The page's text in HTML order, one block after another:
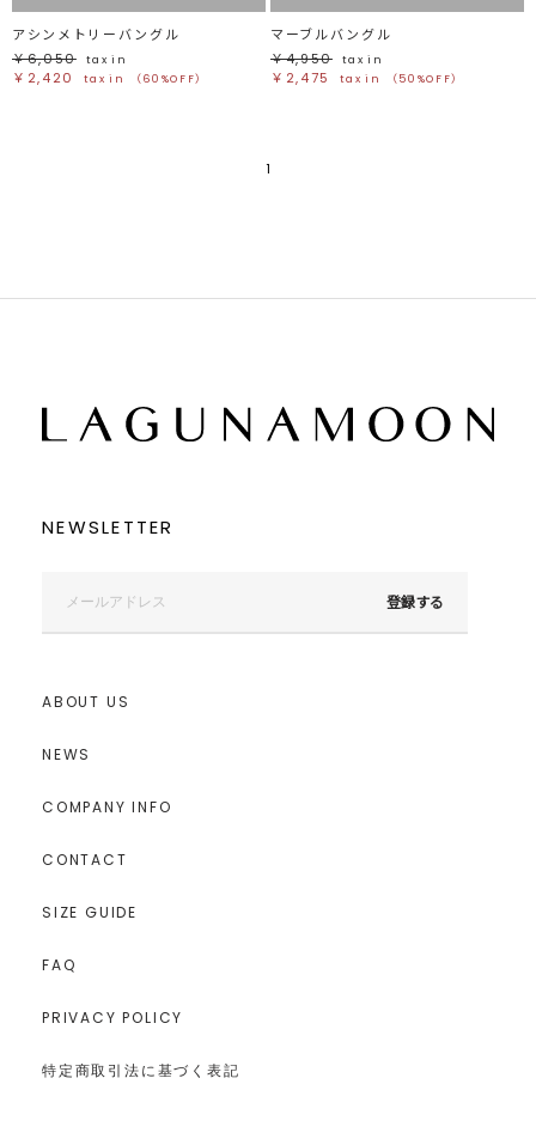
アシンメトリーバングル
￥6,050
tax in
￥2,420 tax in （60%OFF）
マーブルバングル
￥4,950
tax in
￥2,475 tax in （50%OFF）
1
NEWSLETTER
登録する
ABOUT US
NEWS
COMPANY INFO
CONTACT
SIZE GUIDE
FAQ
PRIVACY POLICY
特定商取引法に基づく表記